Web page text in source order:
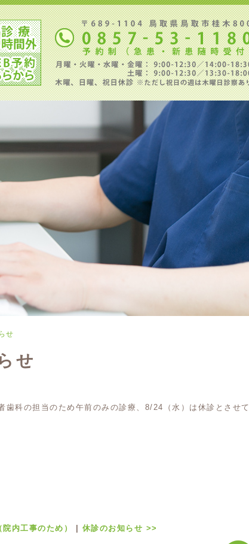
せ
せ
科の担当のため午前のみの診療、8/24（水）は休診とさせて
内工事のため） 休診のお知らせ >>